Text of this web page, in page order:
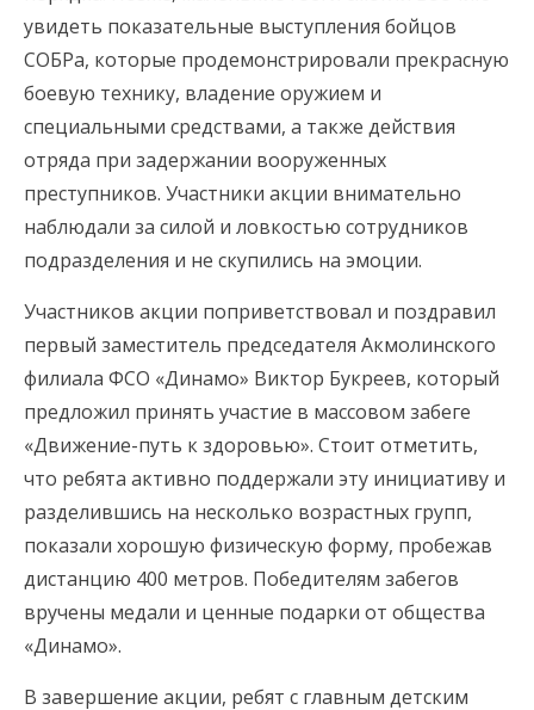
увидеть показательные выступления бойцов
СОБРа, которые продемонстрировали прекрасную
боевую технику, владение оружием и
специальными средствами, а также действия
отряда при задержании вооруженных
преступников. Участники акции внимательно
наблюдали за силой и ловкостью сотрудников
подразделения и не скупились на эмоции.
Участников акции поприветствовал и поздравил
первый заместитель председателя Акмолинского
филиала ФСО «Динамо» Виктор Букреев, который
предложил принять участие в массовом забеге
«Движение-путь к здоровью». Стоит отметить,
что ребята активно поддержали эту инициативу и
разделившись на несколько возрастных групп,
показали хорошую физическую форму, пробежав
дистанцию 400 метров. Победителям забегов
вручены медали и ценные подарки от общества
«Динамо».
В завершение акции, ребят с главным детским